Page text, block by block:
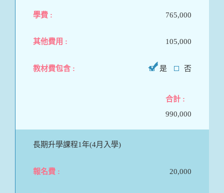
765,000
105,000
是 否
990,000
長期升學課程1年(4月入學)
20,000